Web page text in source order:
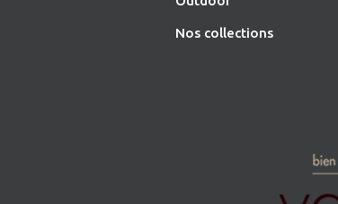
Nos collections